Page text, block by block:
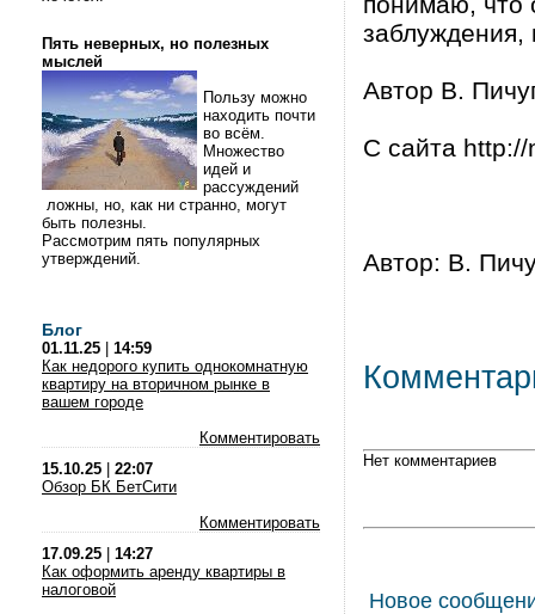
Пять неверных, но полезных
мыслей
Пользу можно
находить почти
во всём.
Множество
идей и
рассуждений
ложны, но, как ни странно, могут
быть полезны.
Рассмотрим пять популярных
утверждений.
Блог
01.11.25
14:59
Как недорого купить однокомнатную
квартиру на вторичном рынке в
вашем городе
Комментировать
15.10.25
22:07
Обзор БК БетСити
Комментировать
17.09.25
14:27
Как оформить аренду квартиры в
налоговой
заблуждения,
Автор В.
С сайта
Автор: В.
Нет комментариев
Новое